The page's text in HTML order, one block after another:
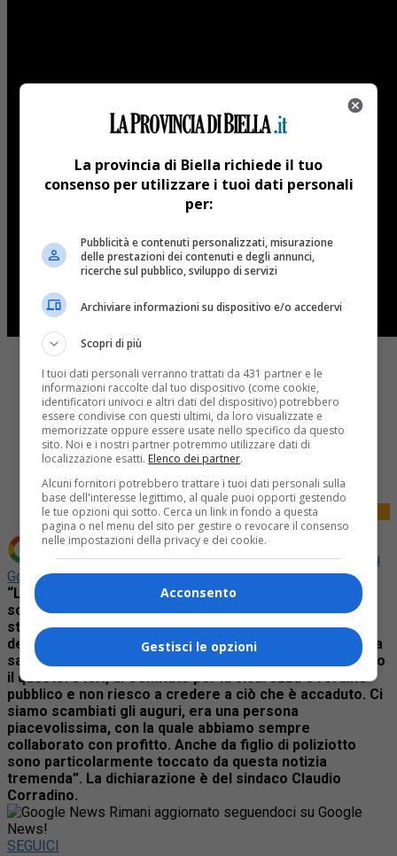
Share
Tweet
Aggiungi La Provincia di Biella come Fonte preferita su
Google
“La Città di Biella è in lutto. Siamo tutti profondamente
scossi e addolorati per la notizia che ci ha raggiunto
stamane. Il questore Gianni Triolo era entrato in punta
dei piedi nella nostra comunità, ma in poco tempo aveva
saputo guadagnarsi il rispetto e la stima di tutti. Ho visto
il questore ieri, al Comitato per la sicurezza e l’ordine
pubblico e non riesco a credere a ciò che è accaduto. Ci
siamo scambiati gli auguri, era una persona
piacevolissima, con la quale abbiamo sempre
collaborato con profitto. Anche da figlio di poliziotto
sono particolarmente toccato da questa notizia
tremenda”. La dichiarazione è del sindaco Claudio
Corradino.
Rimani aggiornato seguendoci su Google
News!
SEGUICI
La provincia di Biella richiede il tuo
consenso per utilizzare i tuoi dati personali
per:
Pubblicità e contenuti personalizzati, misurazione
delle prestazioni dei contenuti e degli annunci,
ricerche sul pubblico, sviluppo di servizi
Archiviare informazioni su dispositivo e/o accedervi
Scopri di più
I tuoi dati personali verranno trattati da 431 partner e le
informazioni raccolte dal tuo dispositivo (come cookie,
identificatori univoci e altri dati del dispositivo) potrebbero
essere condivise con questi ultimi, da loro visualizzate e
memorizzate oppure essere usate nello specifico da questo
sito. Noi e i nostri partner potremmo utilizzare dati di
localizzazione esatti. Elenco dei partner.
Alcuni fornitori potrebbero trattare i tuoi dati personali sulla
base dell'interesse legittimo, al quale puoi opporti gestendo
le tue opzioni qui sotto. Cerca un link in fondo a questa
pagina o nel menu del sito per gestire o revocare il consenso
nelle impostazioni della privacy e dei cookie.
Acconsento
Gestisci le opzioni